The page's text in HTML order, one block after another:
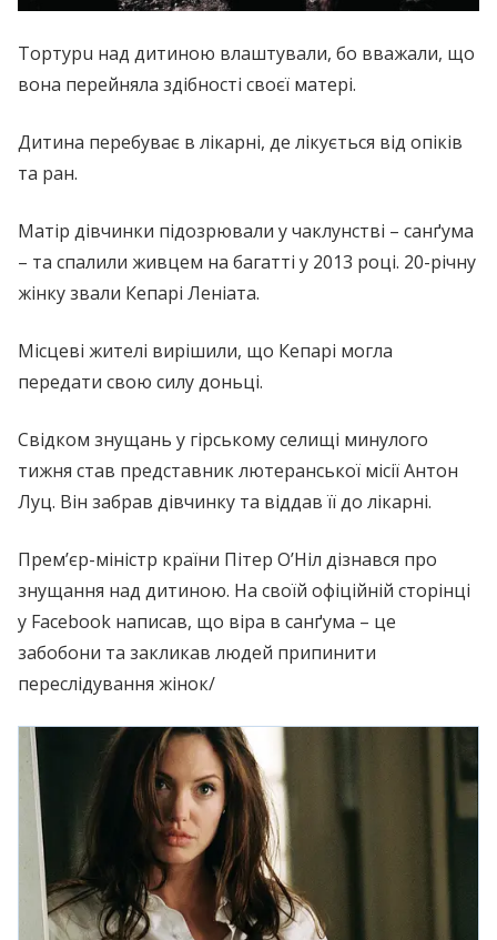
Тopтypu над дитиною влаштували, бо вважали, що
вона перейняла здібності своєї матері.
Дитина перебуває в лікарні, де лікується від опіків
та paн.
Матір дівчинки підозрювали у чаклунстві – caнґума
– та спалили живцем на багатті у 2013 році. 20-річну
жінку звали Кепарі Леніата.
Місцеві жителі вирішили, що Кепарі могла
передати свою силу доньці.
Свідком знyщань у гірському селищі минулого
тижня став представник лютеранської місії Антон
Луц. Він забрав дівчинку та віддав її до лікарні.
Прем’єр-міністр країни Пітер О’Ніл дізнався про
знyщaння над дитиною. На своїй офіційній сторінці
у Facebook написав, що віра в caнґума – це
забобони та закликав людей припинити
переслідування жінок/